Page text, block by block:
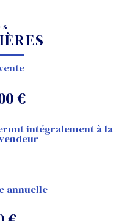
€
intégralement à la
annuelle